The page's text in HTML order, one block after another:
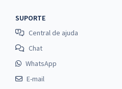
SUPORTE
Central de ajuda
Chat
WhatsApp
E-mail